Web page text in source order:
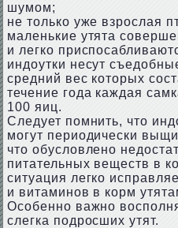
шумом;
не только уже взрослая
маленькие утята
и легко
индоутки несут
средний вес которых
течение года каждая
100 яиц.
Следует помнить, что
могут периодически
что обусловлено
питательных веществ в
ситуация легко
и витаминов в корм
Особенно важно
слегка подросших утят.